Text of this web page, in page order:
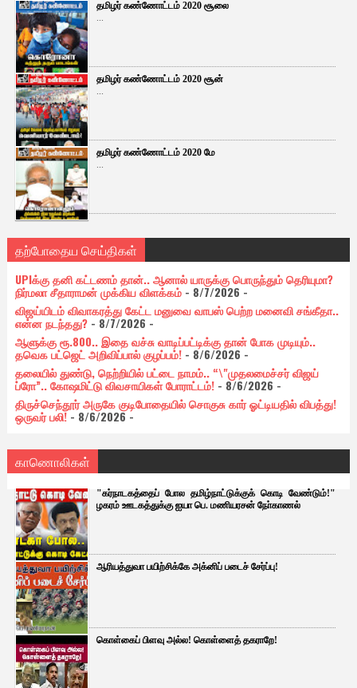
தமிழர் கண்ணோட்டம் 2020 சூலை
...
தமிழர் கண்ணோட்டம் 2020 சூன்
...
தமிழர் கண்ணோட்டம் 2020 மே
...
தற்போதைய செய்திகள்
UPIக்கு தனி கட்டணம் தான்.. ஆனால் யாருக்கு பொருந்தும் தெரியுமா?
நிர்மலா சீதாராமன் முக்கிய விளக்கம்- 8/7/2026 -
விஜய்யிடம் விவாகரத்து கேட்ட மனுவை வாபஸ் பெற்ற மனைவி சங்கீதா..
என்ன நடந்தது?- 8/7/2026 -
ஆளுக்கு ரூ.800.. இதை வச்சு வாடிப்பட்டிக்கு தான் போக முடியும்..
தவெக பட்ஜெட் அறிவிப்பால் குழப்பம்!- 8/6/2026 -
தலையில் துண்டு, நெற்றியில் பட்டை நாமம்.. “\"முதலமைச்சர் விஜய்
ப்ரோ”.. கோஷமிட்டு விவசாயிகள் போராட்டம்!- 8/6/2026 -
திருச்செந்தூர் அருகே குடிபோதையில் சொகுசு கார் ஓட்டியதில் விபத்து!
ஒருவர் பலி!- 8/6/2026-
காணொலிகள்
"கர்நாடகத்தைப் போல தமிழ்நாட்டுக்குக் கொடி வேண்டும்!"
ழகரம் ஊடகத்துக்கு ஐயா பெ. மணியரசன் நோ்காணல்
ஆரியத்துவா பயிற்சிக்கே அக்னிப் படைச் சேர்ப்பு!
கொள்கைப் பிளவு அல்ல! கொள்ளைத் தகராறே!